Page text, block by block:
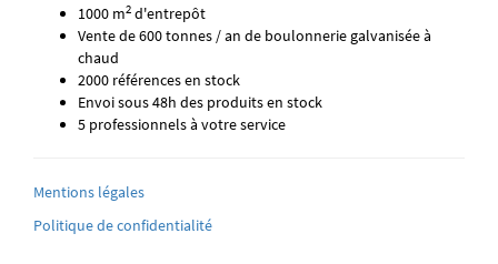
1000 m2 d'entrepôt
Vente de 600 tonnes / an de boulonnerie galvanisée à
chaud
2000 références en stock
Envoi sous 48h des produits en stock
5 professionnels à votre service
Mentions légales
Politique de confidentialité